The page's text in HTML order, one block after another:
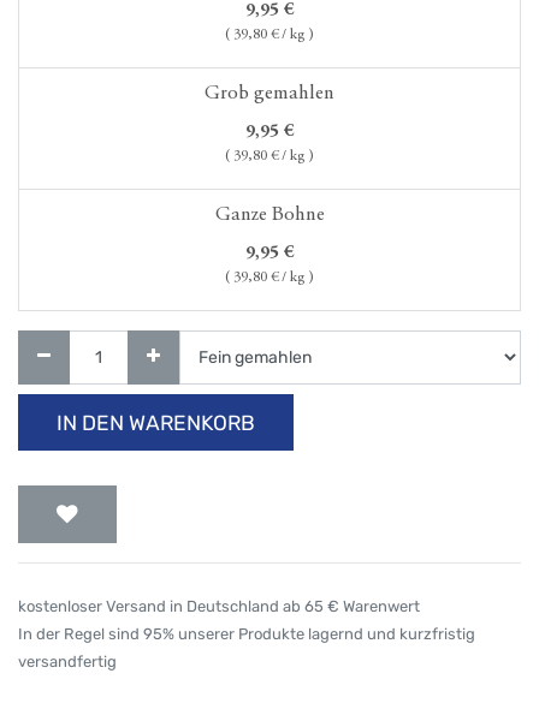
9,95 €
( 39,80 € / kg )
Grob gemahlen
9,95 €
( 39,80 € / kg )
Ganze Bohne
9,95 €
( 39,80 € / kg )
IN DEN WARENKORB
kostenloser Versand in Deutschland ab 65 € Warenwert
In der Regel sind 95% unserer Produkte lagernd und kurzfristig
versandfertig